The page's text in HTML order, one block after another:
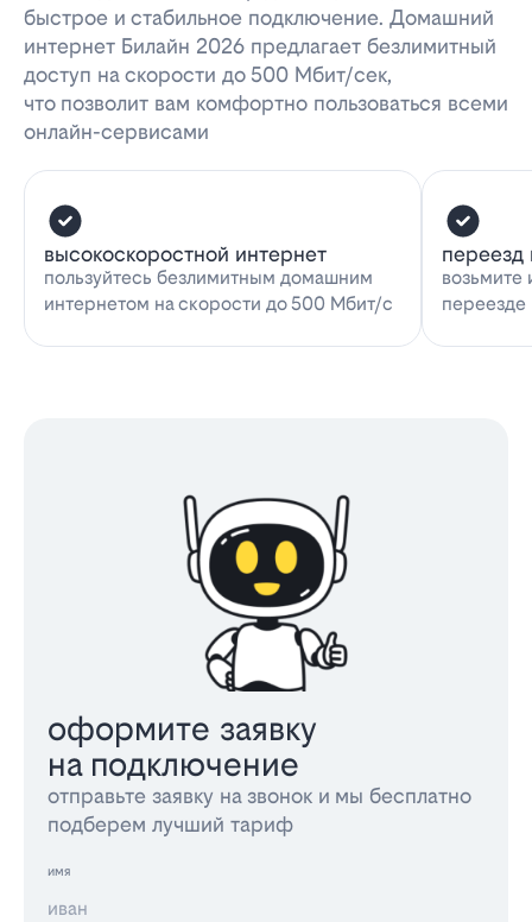
быстрое и стабильное подключение. Домашний
интернет Билайн 2026 предлагает безлимитный
доступ на скорости до 500 Мбит/сек,
что позволит вам комфортно пользоваться всеми
онлайн-сервисами
высокоскоростной интернет
пользуйтесь безлимитным домашним
интернетом на скорости до 500 Мбит/с
переезд
возьмите
переезде
оформите заявку
на подключение
отправьте заявку на звонок и мы бесплатно
подберем лучший тариф
имя